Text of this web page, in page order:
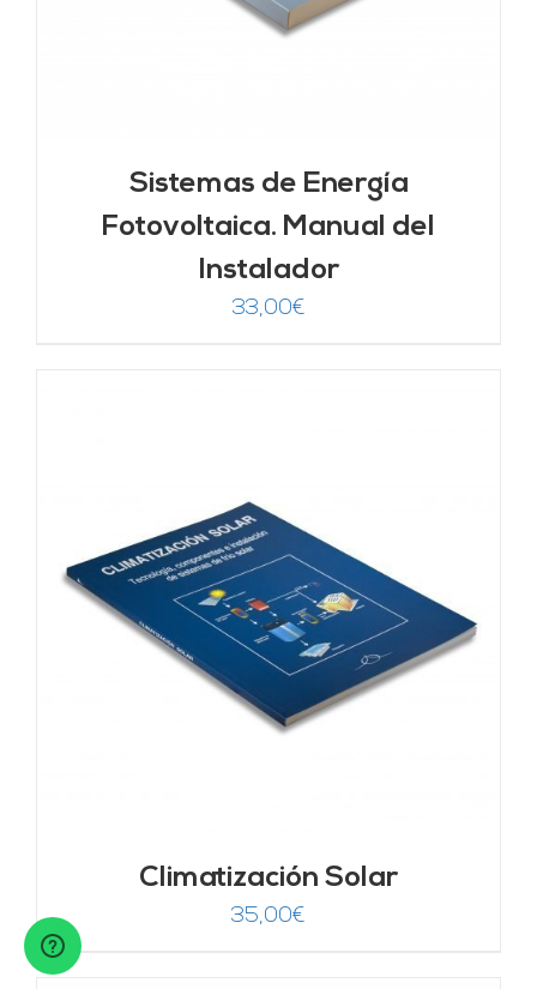
Sistemas de Energía
Fotovoltaica. Manual del
Instalador
33,00€
Climatización Solar
35,00€